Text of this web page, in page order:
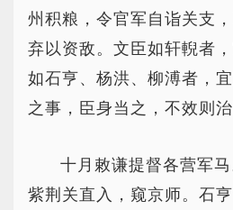
州积粮，令官军自诣关支
弃以资敌。文臣如轩輗者
如石亨、杨洪、柳溥者，
之事，臣身当之，不效则
十月敕谦提督各营军
紫荆关直入，窥京师。石